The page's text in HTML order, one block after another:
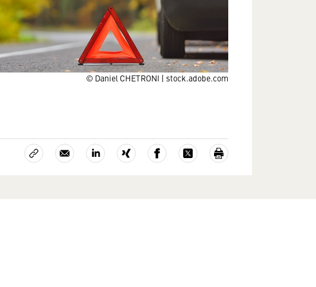
© Daniel CHETRONI | stock.adobe.com